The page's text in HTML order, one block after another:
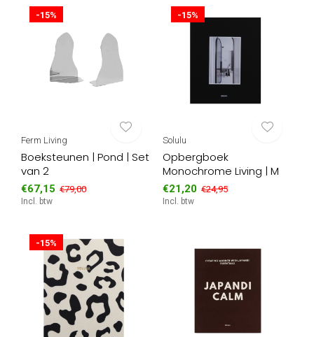
-15%
Ferm Living
Boeksteunen | Pond | Set
van 2
€67,15 €79,00
Incl. btw
-15%
Solulu
Opbergboek
Monochrome Living | M
€21,20 €24,95
Incl. btw
-15%